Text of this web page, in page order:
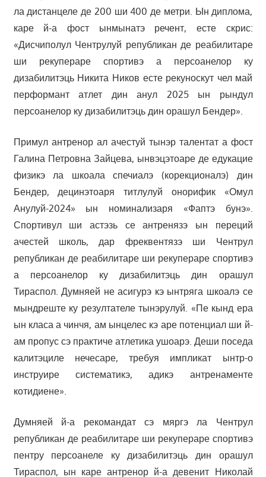
ла дистанцеле де 200 ши 400 де метри. Ын диплома,
каре й-а фост ынмынатэ речент, есте скрис:
«Дисчиполул Чентрулуй републикан де реабилитаре
ши рекупераре спортивэ а персоанелор ку
дизабилитэць Никита Ников есте рекуноскут чел май
перформант атлет дин анул 2025 ын рындул
персоанелор ку дизабилитэць дин орашул Бендер».
Примул антренор ал ачестуй тынэр талентат а фост
Галина Петровна Зайцева, ынвэцэтоаре де едукацие
физикэ ла шкоала спечиалэ (корекционалэ) дин
Бендер, децинэтоаря титлулуй онорифик «Омул
Анулуй-2024» ын номинализаря «Фаптэ бунэ».
Спортивул ши астэзь се антренязэ ын переций
ачестей школь, дар фреквентязэ ши Чентрул
републикан де реабилитаре ши рекупераре спортивэ
а персоанелор ку дизабилитэць дин орашул
Тираспол. Думняей не асигурэ кэ ынтряга шкоалэ се
мындреште ку резултателе тынэрулуй. «Пе кынд ера
ын класа а чинчя, ам ынцелес кэ аре потенциал ши й-
ам пропус сэ практиче атлетика ушоарэ. Деши поседа
калитэциле нечесаре, требуя импликат ынтр-о
инструире систематикэ, адикэ антренаменте
котидиене».
Думняей й-а рекомандат сэ мяргэ ла Чентрул
републикан де реабилитаре ши рекупераре спортивэ
пентру персоанеле ку дизабилитэць дин орашул
Тираспол, ын каре антренор й-а девенит Николай